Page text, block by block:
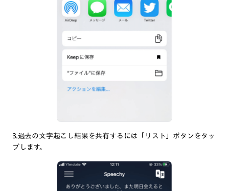
3.過去の文字起こし結果を共有するには「リスト」ボタンをタッ
プします。